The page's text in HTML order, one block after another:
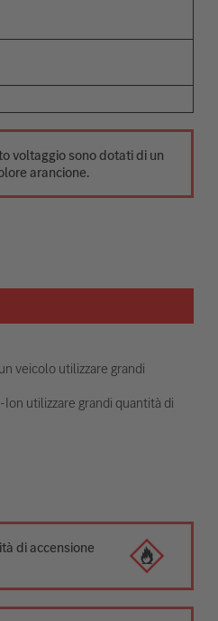
voltaggio sono dotati di un
arancione.
veicolo utilizzare grandi
utilizzare grandi quantità di
di accensione